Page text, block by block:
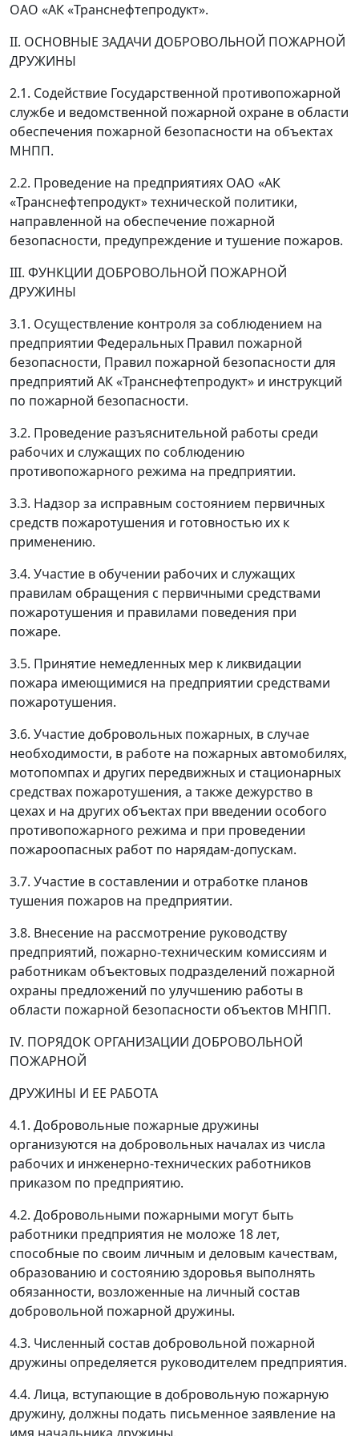
ОАО «АК «Транснефтепродукт».
II. ОСНОВНЫЕ ЗАДАЧИ ДОБРОВОЛЬНОЙ ПОЖАРНОЙ
ДРУЖИНЫ
2.1. Содействие Государственной противопожарной
службе и ведомственной пожарной охране в области
обеспечения пожарной безопасности на объектах
МНПП.
2.2. Проведение на предприятиях ОАО «АК
«Транснефтепродукт» технической политики,
направленной на обеспечение пожарной
безопасности, предупреждение и тушение пожаров.
III. ФУНКЦИИ ДОБРОВОЛЬНОЙ ПОЖАРНОЙ
ДРУЖИНЫ
3.1. Осуществление контроля за соблюдением на
предприятии Федеральных Правил пожарной
безопасности, Правил пожарной безопасности для
предприятий АК «Транснефтепродукт» и инструкций
по пожарной безопасности.
3.2. Проведение разъяснительной работы среди
рабочих и служащих по соблюдению
противопожарного режима на предприятии.
3.3. Надзор за исправным состоянием первичных
средств пожаротушения и готовностью их к
применению.
3.4. Участие в обучении рабочих и служащих
правилам обращения с первичными средствами
пожаротушения и правилами поведения при
пожаре.
3.5. Принятие немедленных мер к ликвидации
пожара имеющимися на предприятии средствами
пожаротушения.
3.6. Участие добровольных пожарных, в случае
необходимости, в работе на пожарных автомобилях,
мотопомпах и других передвижных и стационарных
средствах пожаротушения, а также дежурство в
цехах и на других объектах при введении особого
противопожарного режима и при проведении
пожароопасных работ по нарядам-допускам.
3.7. Участие в составлении и отработке планов
тушения пожаров на предприятии.
3.8. Внесение на рассмотрение руководству
предприятий, пожарно-техническим комиссиям и
работникам объектовых подразделений пожарной
охраны предложений по улучшению работы в
области пожарной безопасности объектов МНПП.
IV. ПОРЯДОК ОРГАНИЗАЦИИ ДОБРОВОЛЬНОЙ
ПОЖАРНОЙ
ДРУЖИНЫ И ЕЕ РАБОТА
4.1. Добровольные пожарные дружины
организуются на добровольных началах из числа
рабочих и инженерно-технических работников
приказом по предприятию.
4.2. Добровольными пожарными могут быть
работники предприятия не моложе 18 лет,
способные по своим личным и деловым качествам,
образованию и состоянию здоровья выполнять
обязанности, возложенные на личный состав
добровольной пожарной дружины.
4.3. Численный состав добровольной пожарной
дружины определяется руководителем предприятия.
4.4. Лица, вступающие в добровольную пожарную
дружину, должны подать письменное заявление на